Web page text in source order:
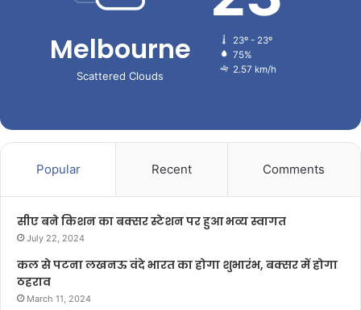
Melbourne
Scattered Clouds
23º - 23º
75%
2.57 km/h
Popular Recent Comments
सीए बने किशन का बक्सर स्टेशन पर हुआ भव्य स्वागत
July 22, 2024
कल से पटना लखनऊ वंदे भारत का होगा शुभारंभ, बक्सर में होगा
ठहराव
March 11, 2024